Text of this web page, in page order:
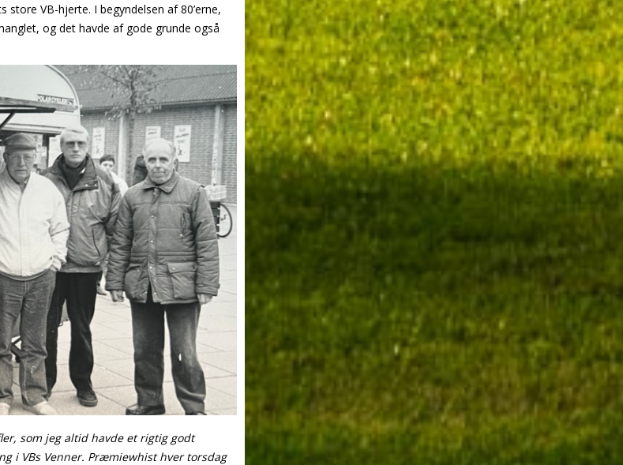
VB-hjerte. I begyndelsen af 80’erne,
og det havde af gode grunde også
som jeg altid havde et rigtig godt
i VBs Venner. Præmiewhist hver torsdag